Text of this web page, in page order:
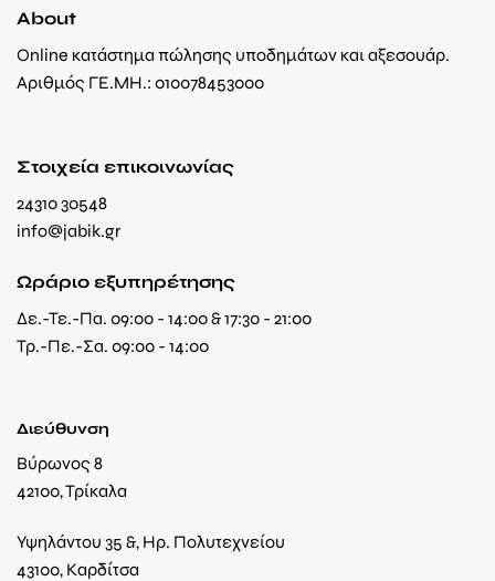
About
Online κατάστημα πώλησης υποδημάτων και αξεσουάρ.
Αριθμός ΓΕ.ΜΗ.: 010078453000
Στοιχεία επικοινωνίας
24310 30548
info@jabik.gr
Ωράριο εξυπηρέτησης
Δε.-Τε.-Πα. 09:00 - 14:00 & 17:30 - 21:00
Τρ.-Πε.-Σα. 09:00 - 14:00
Διεύθυνση
Βύρωνος 8
42100, Τρίκαλα
Υψηλάντου 35 &, Ηρ. Πολυτεχνείου
43100, Καρδίτσα